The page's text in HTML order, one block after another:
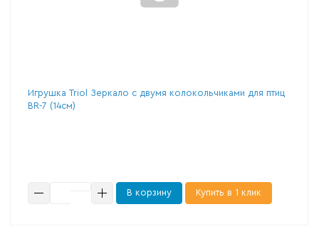
Игрушка Triol Зеркало с двумя колокольчиками для птиц
BR-7 (14см)
В корзину Купить в 1 клик